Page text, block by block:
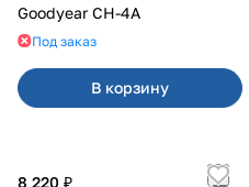
Goodyear CH-4A
Под заказ
В корзину
8 220 ₽